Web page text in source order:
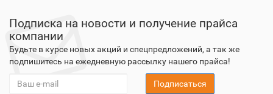
Подписка на новости и получение прайса
компании
Будьте в курсе новых акций и спецпредложений, а так же
подпишитесь на ежедневную рассылку нашего прайса!
Подписаться